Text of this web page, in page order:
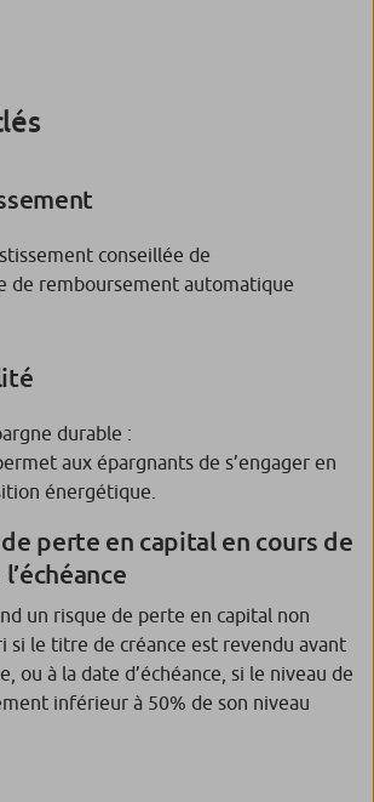
conseillée de
de remboursement automatique
durable :
aux épargnants de s’engager en
énergétique.
perte en capital en cours de
un risque de perte en capital non
si le titre de créance est revendu avant
ou à la date d’échéance, si le niveau de
inférieur à 50% de son niveau